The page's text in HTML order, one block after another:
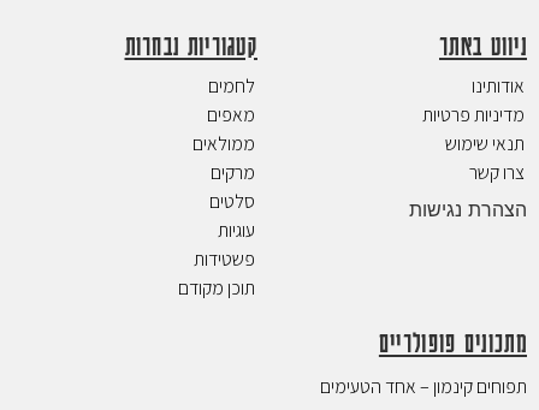
ניווט באתר
אודותינו
מדיניות פרטיות
תנאי שימוש
צרו קשר
הצהרת נגישות
קטגוריות נבחרות
לחמים
מאפים
ממולאים
מרקים
סלטים
עוגיות
פשטידות
תוכן מקודם
מתכונים פופולריים
תפוחים קינמון – אחד הטעימים